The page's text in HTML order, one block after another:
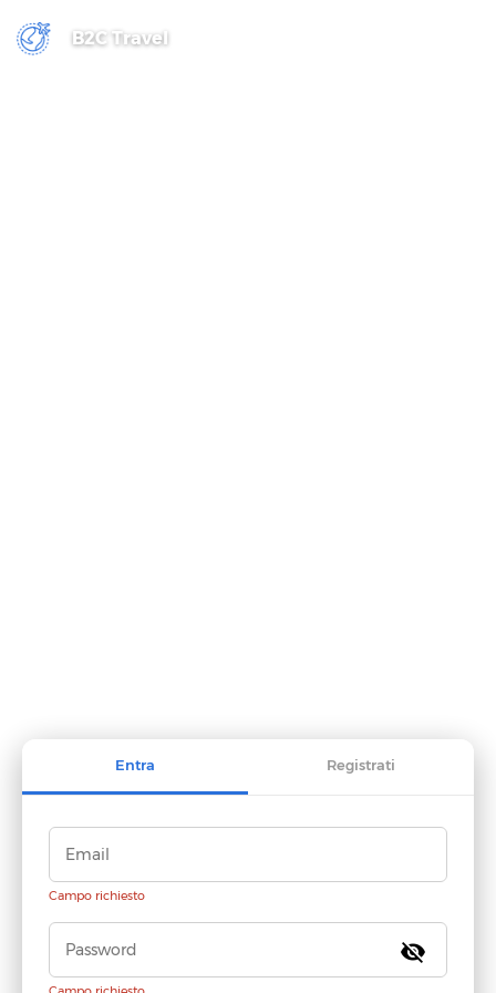
B2C Travel
Entra Registrati
Campo richiesto
visibility_off